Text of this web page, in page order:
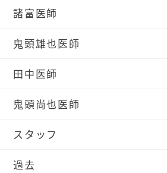
諸富医師
鬼頭雄也医師
田中医師
鬼頭尚也医師
スタッフ
過去